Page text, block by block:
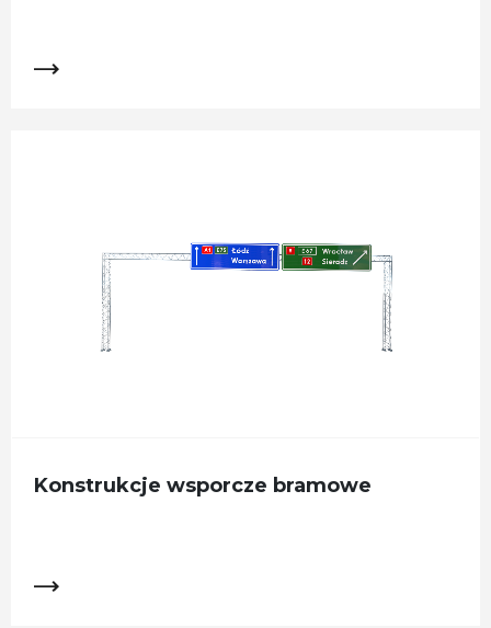
Konstrukcje wsporcze bramowe